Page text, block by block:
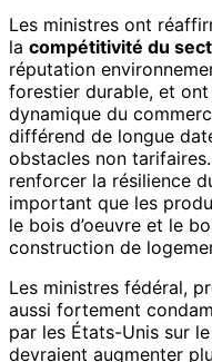
Les ministres ont
la compétitivité du
réputation
forestier durable, et
dynamique du
différend de longue
obstacles non
renforcer la résilience
important que les
le bois d’oeuvre et le
construction de
Les ministres fédéral,
aussi fortement
par les États-Unis sur
devraient augmenter